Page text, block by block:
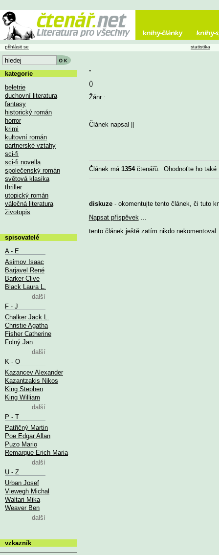
-
()
Žánr :
Článek napsal
Článek má 1354čtenářů. Ohodnoťte ho
diskuze- okomentujte tento článek, či tuto
Napsat příspěvek
tento článek ještě zatím nikdo nekomentoval
přihlásit se statistika
kategorie
beletrie
duchovní literatura
fantasy
historický román
horror
krimi
kultovní román
partnerské vztahy
sci-fi
sci-fi novella
společenský román
světová klasika
thriller
utopický román
válečná literatura
životopis
spisovatelé
A - E
Asimov Isaac
Barjavel René
Barker Clive
Black Laura L.
další
F - J
Chalker Jack L.
Christie Agatha
Fisher Catherine
Folný Jan
další
K - O
Kazancev Alexander
Kazantzakis Nikos
King Stephen
King William
další
P - T
Patřičný Martin
Poe Edgar Allan
Puzo Mario
Remarque Erich Maria
další
U - Z
Urban Josef
Viewegh Michal
Waltari Mika
Weaver Ben
další
vzkazník